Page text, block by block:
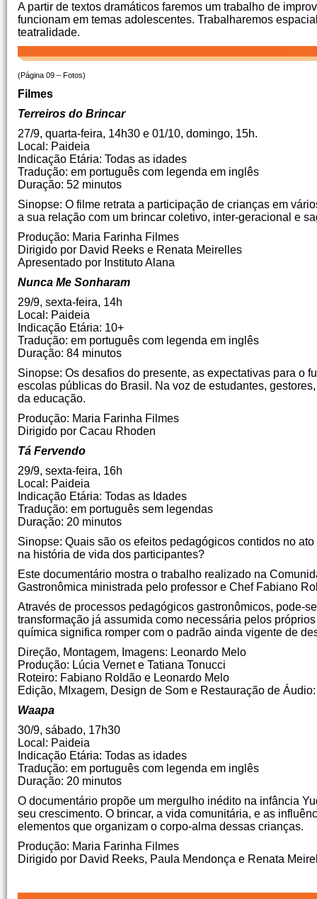
A partir de textos dramáticos faremos um trabalho de
funcionam em temas adolescentes. Trabalharemos
teatralidade.
(Página 09 – Fotos)
Filmes
Terreiros do Brincar
27/9, quarta-feira, 14h30 e 01/10, domingo, 15h.
Local: Paideia
Indicação Etária: Todas as idades
Tradução: em português com legenda em inglês
Duração: 52 minutos
Sinopse: O filme retrata a participação de crianças em
a sua relação com um brincar coletivo, inter-geracional e
Produção: Maria Farinha Filmes
Dirigido por David Reeks e Renata Meirelles
Apresentado por Instituto Alana
Nunca Me Sonharam
29/9, sexta-feira, 14h
Local: Paideia
Indicação Etária: 10+
Tradução: em português com legenda em inglês
Duração: 84 minutos
Sinopse: Os desafios do presente, as expectativas para o
escolas públicas do Brasil. Na voz de estudantes,
da educação.
Produção: Maria Farinha Filmes
Dirigido por Cacau Rhoden
Tá Fervendo
29/9, sexta-feira, 16h
Local: Paideia
Indicação Etária: Todas as Idades
Tradução: em português sem legendas
Duração: 20 minutos
Sinopse: Quais são os efeitos pedagógicos contidos no
na história de vida dos participantes?
Este documentário mostra o trabalho realizado na
Gastronômica ministrada pelo professor e Chef Fabiano
Através de processos pedagógicos gastronômicos, pode-
transformação já assumida como necessária pelos
química significa romper com o padrão ainda vigente de
Direção, Montagem, Imagens: Leonardo Melo
Produção: Lúcia Vernet e Tatiana Tonucci
Roteiro: Fabiano Roldão e Leonardo Melo
Edição, MIxagem, Design de Som e Restauração de
Waapa
30/9, sábado, 17h30
Local: Paideia
Indicação Etária: Todas as idades
Tradução: em português com legenda em inglês
Duração: 20 minutos
O documentário propõe um mergulho inédito na infância
seu crescimento. O brincar, a vida comunitária, e as
elementos que organizam o corpo-alma dessas crianças.
Produção: Maria Farinha Filmes
Dirigido por David Reeks, Paula Mendonça e Renata